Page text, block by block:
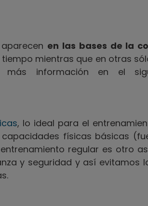
en las bases de la
mientras que en otras
información en el
, lo ideal para el
físicas básicas
regular es otro
y seguridad y así evitamos